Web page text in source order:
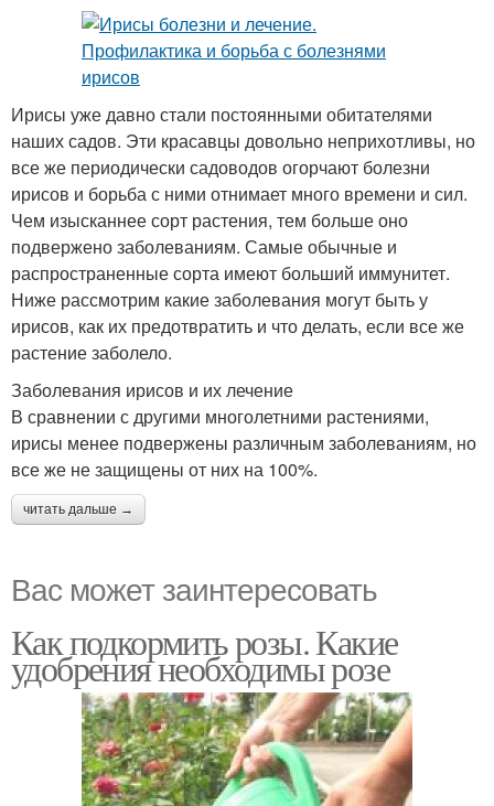
Ирисы уже давно стали постоянными обитателями
наших садов. Эти красавцы довольно неприхотливы, но
все же периодически садоводов огорчают болезни
ирисов и борьба с ними отнимает много времени и сил.
Чем изысканнее сорт растения, тем больше оно
подвержено заболеваниям. Самые обычные и
распространенные сорта имеют больший иммунитет.
Ниже рассмотрим какие заболевания могут быть у
ирисов, как их предотвратить и что делать, если все же
растение заболело.
Заболевания ирисов и их лечение
В сравнении с другими многолетними растениями,
ирисы менее подвержены различным заболеваниям, но
все же не защищены от них на 100%.
читать дальше →
Вас может заинтересовать
Как подкормить розы. Какие
удобрения необходимы розе